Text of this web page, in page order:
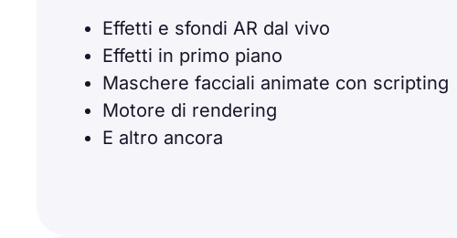
Effetti e sfondi AR dal vivo
Effetti in primo piano
Maschere facciali animate con scripting
Motore di rendering
E altro ancora